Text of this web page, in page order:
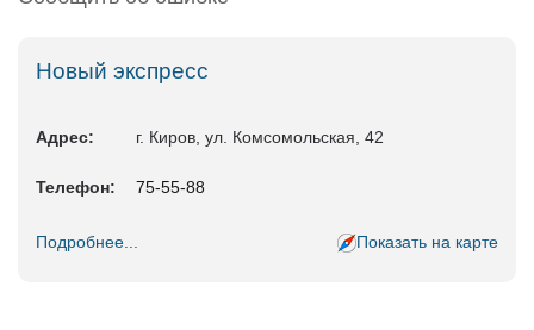
Новый экспресс
Адрес: г. Киров, ул. Комсомольская, 42
Телефон: 75-55-88
Подробнее... Показать на карте